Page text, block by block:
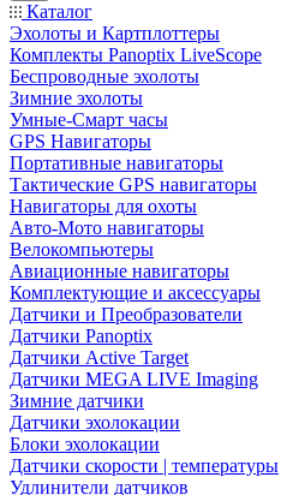
Каталог
Эхолоты и Картплоттеры
Комплекты Panoptix LiveScope
Беспроводные эхолоты
Зимние эхолоты
Умные-Смарт часы
GPS Навигаторы
Портативные навигаторы
Тактические GPS навигаторы
Навигаторы для охоты
Авто-Мото навигаторы
Велокомпьютеры
Авиационные навигаторы
Комплектующие и аксессуары
Датчики и Преобразователи
Датчики Panoptix
Датчики Active Target
Датчики MEGA LIVE Imaging
Зимние датчики
Датчики эхолокации
Блоки эхолокации
Датчики скорости | температуры
Удлинители датчиков